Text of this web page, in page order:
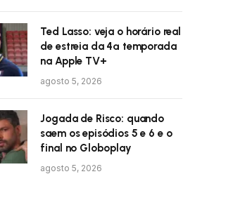
Ted Lasso: veja o horário real
de estreia da 4ª temporada
na Apple TV+
agosto 5, 2026
Jogada de Risco: quando
saem os episódios 5 e 6 e o
final no Globoplay
agosto 5, 2026